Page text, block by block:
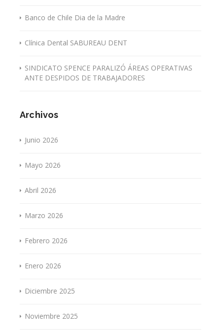
Banco de Chile Dia de la Madre
Clínica Dental SABUREAU DENT
SINDICATO SPENCE PARALIZÓ ÁREAS OPERATIVAS
ANTE DESPIDOS DE TRABAJADORES
Archivos
Junio 2026
Mayo 2026
Abril 2026
Marzo 2026
Febrero 2026
Enero 2026
Diciembre 2025
Noviembre 2025